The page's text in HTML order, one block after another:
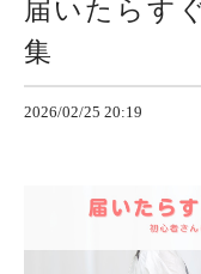
届いたらす
集
2026/02/25 20:19